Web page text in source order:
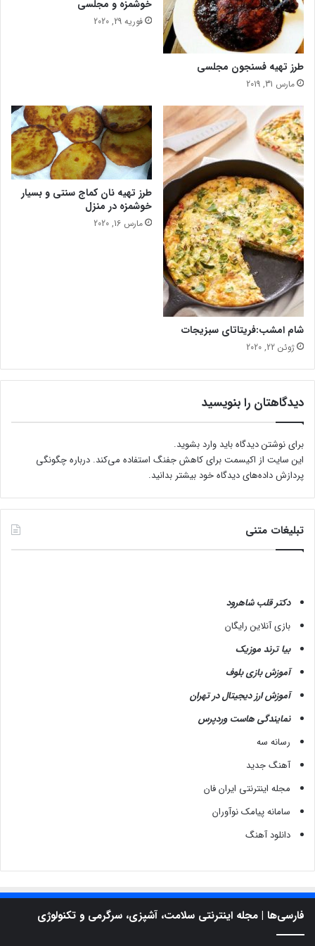
ی
ا
ح
ی
ک
ا
ل
P
D
F
طرز تهیه فسنجون مجلسی
مارس 31, 2019
خوشمزه و مجلسی
فوریه 29, 2020
شام امشب:فریتاتای سبزیجات
ژوئن 22, 2020
طرز تهیه نان کماج سنتی و بسیار
خوشمزه در منزل
مارس 16, 2020
دیدگاهتان را بنویسید
برای نوشتن دیدگاه باید وارد بشوید.
این سایت از اکیسمت برای کاهش جفنگ استفاده می‌کند. درباره چگونگی
پردازش داده‌های دیدگاه خود بیشتر بدانید.
تبلیغات متنی
دکتر قلب شاهرود
بازی آنلاین رایگان
بیا ترند موزیک
آموزش بازی بلوف
آموزش ارز دیجیتال در تهران
نمایندگی هاست وردپرس
رسانه سه
آهنگ جدید
مجله اینترنتی ایران فان
سامانه پیامک نوآوران
دانلود آهنگ
فارسی‌ها | مجله اینترنتی سلامت، آشپزی، سرگرمی و تکنولوژی